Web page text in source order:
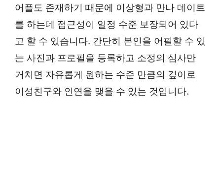
어플도 존재하기 때문에 이상형과 만나 데이트
를 하는데 접근성이 일정 수준 보장되어 있다
고 할 수 있습니다. 간단히 본인을 어필할 수 있
는 사진과 프로필을 등록하고 소정의 심사만
거치면 자유롭게 원하는 수준 만큼의 깊이로
이성친구와 인연을 맺을 수 있는 것입니다.